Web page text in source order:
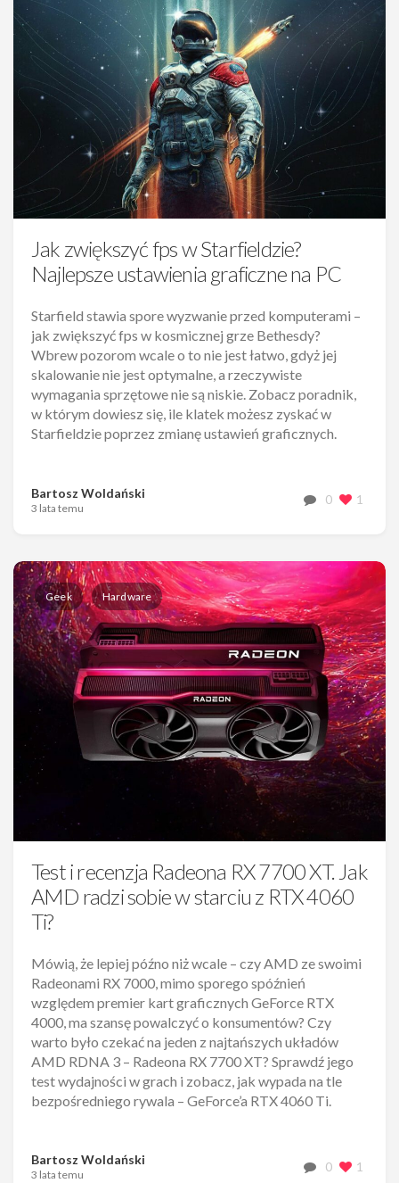
Jak zwiększyć fps w Starfieldzie?
Najlepsze ustawienia graficzne na PC
Starfield stawia spore wyzwanie przed komputerami –
jak zwiększyć fps w kosmicznej grze Bethesdy?
Wbrew pozorom wcale o to nie jest łatwo, gdyż jej
skalowanie nie jest optymalne, a rzeczywiste
wymagania sprzętowe nie są niskie. Zobacz poradnik,
w którym dowiesz się, ile klatek możesz zyskać w
Starfieldzie poprzez zmianę ustawień graficznych.
Bartosz Woldański
3 lata temu
0 1
Geek Hardware
Test i recenzja Radeona RX 7700 XT. Jak
AMD radzi sobie w starciu z RTX 4060
Ti?
Mówią, że lepiej późno niż wcale – czy AMD ze swoimi
Radeonami RX 7000, mimo sporego spóźnień
względem premier kart graficznych GeForce RTX
4000, ma szansę powalczyć o konsumentów? Czy
warto było czekać na jeden z najtańszych układów
AMD RDNA 3 – Radeona RX 7700 XT? Sprawdź jego
test wydajności w grach i zobacz, jak wypada na tle
bezpośredniego rywala – GeForce’a RTX 4060 Ti.
Bartosz Woldański
3 lata temu
0 1